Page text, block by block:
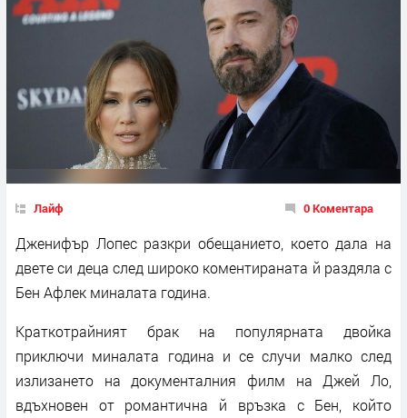
Лайф 0 Коментара
Дженифър Лопес разкри обещанието, което дала на
двете си деца след широко коментираната й раздяла с
Бен Афлек миналата година.
Краткотрайният брак на популярната двойка
приключи миналата година и се случи малко след
излизането на документалния филм на Джей Ло,
вдъхновен от романтична й връзка с Бен, който